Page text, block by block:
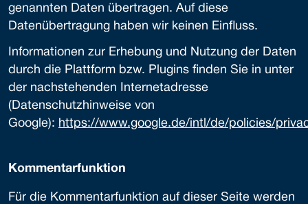
genannten Daten übertragen. Auf diese
Datenübertragung haben wir keinen Einfluss.
Informationen zur Erhebung und Nutzung der Daten
durch die Plattform bzw. Plugins finden Sie in unter
der nachstehenden Internetadresse
(Datenschutzhinweise von
Google): https://www.google.de/intl/de/policies/
Kommentarfunktion
Für die Kommentarfunktion auf dieser Seite werden